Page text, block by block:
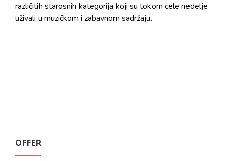
različitih starosnih kategorija koji su tokom cele nedelje
uživali u muzičkom i zabavnom sadržaju.
OFFER